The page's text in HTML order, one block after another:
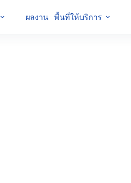
ผลงาน พื้นที่ให้บริการ